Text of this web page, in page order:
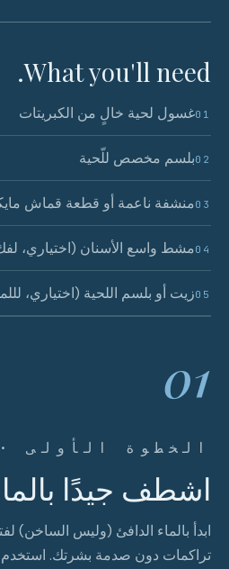
What you'll need.
01غسول لحية خالٍ من الكبريتات
02بلسم مخصص للّحية
03منشفة ناعمة أو قطعة قماش
04مشط واسع الأسنان (اختياري،
05زيت أو بلسم اللحية (اختياري،
01
الخطوة الأولى
اشطف جيدًا
ابدأ بالماء الدافئ (وليس الساخن)
تراكمات دون صدمة بشرتك. استخدم